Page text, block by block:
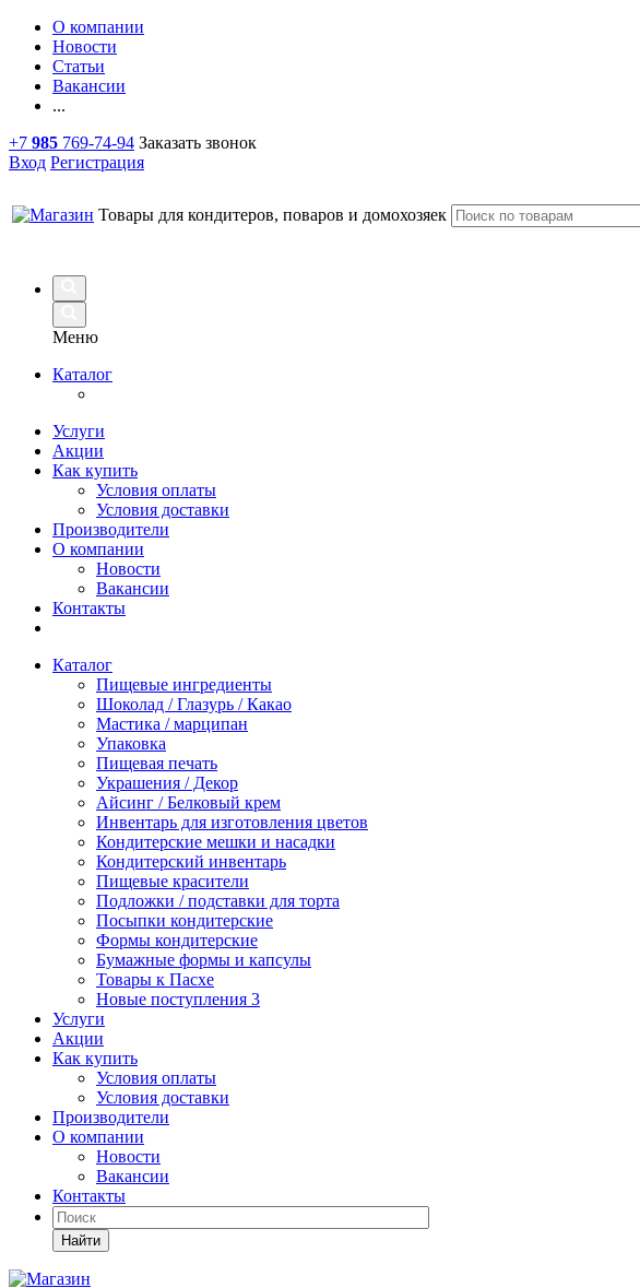
О компании
Новости
Статьи
Вакансии
...
+7 985 769-74-94 Заказать звонок
Вход Регистрация
Товары для кондитеров, поваров и домохозяек
Меню
Каталог
Услуги
Акции
Как купить
Условия оплаты
Условия доставки
Производители
О компании
Новости
Вакансии
Контакты
Каталог
Пищевые ингредиенты
Шоколад / Глазурь / Какао
Мастика / марципан
Упаковка
Пищевая печать
Украшения / Декор
Айсинг / Белковый крем
Инвентарь для изготовления цветов
Кондитерские мешки и насадки
Кондитерский инвентарь
Пищевые красители
Подложки / подставки для торта
Посыпки кондитерские
Формы кондитерские
Бумажные формы и капсулы
Товары к Пасхе
Новые поступления 3
Услуги
Акции
Как купить
Условия оплаты
Условия доставки
Производители
О компании
Новости
Вакансии
Контакты
Найти